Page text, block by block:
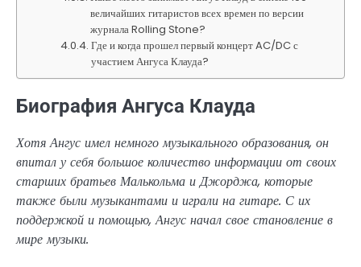
величайших гитаристов всех времен по версии
журнала Rolling Stone?
Где и когда прошел первый концерт AC/DC с
участием Ангуса Клауда?
Биография Ангуса Клауда
Хотя Ангус имел немного музыкального образования, он
впитал у себя большое количество информации от своих
старших братьев Малькольма и Джорджа, которые
также были музыкантами и играли на гитаре. С их
поддержкой и помощью, Ангус начал свое становление в
мире музыки.